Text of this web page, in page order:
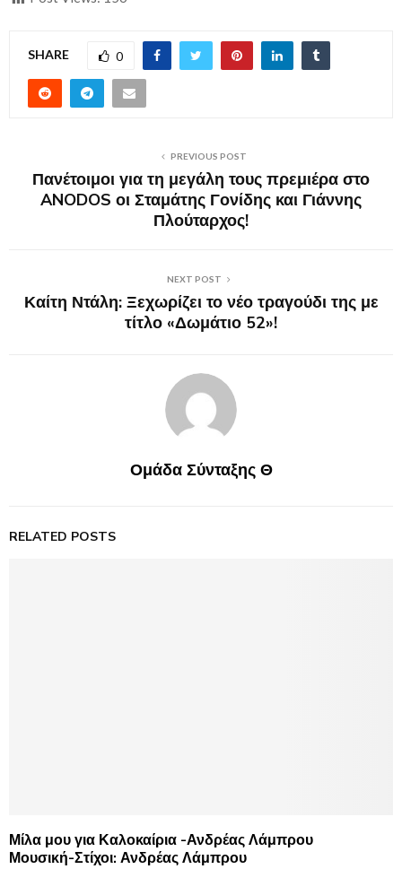
SHARE 0
PREVIOUS POST
Πανέτοιμοι για τη μεγάλη τους πρεμιέρα στο
ANODOS οι Σταμάτης Γονίδης και Γιάννης
Πλούταρχος!
NEXT POST
Καίτη Ντάλη: Ξεχωρίζει το νέο τραγούδι της με
τίτλο «Δωμάτιο 52»!
Ομάδα Σύνταξης Θ
RELATED POSTS
Μίλα μου για Καλοκαίρια -Ανδρέας Λάμπρου
Μουσική-Στίχοι: Ανδρέας Λάμπρου